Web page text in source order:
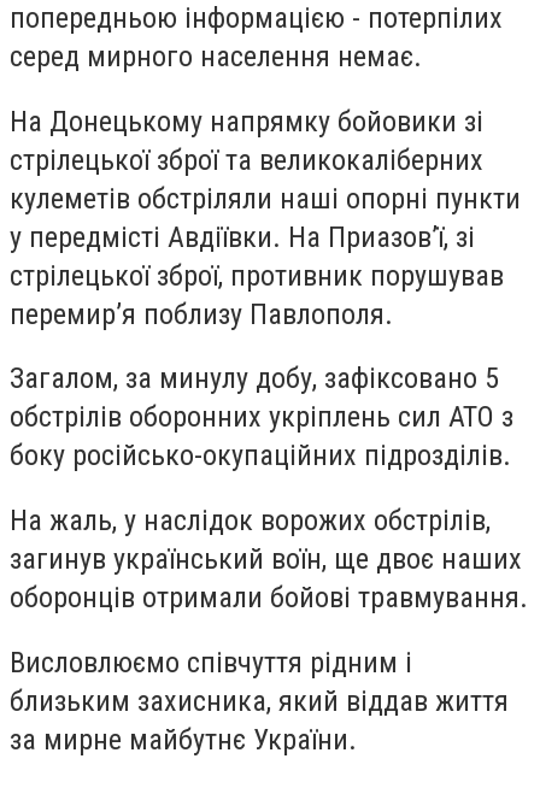
попередньою інформацією - потерпілих
серед мирного населення немає.
На Донецькому напрямку бойовики зі
стрілецької зброї та великокаліберних
кулеметів обстріляли наші опорні пункти
у передмісті Авдіївки. На Приазов’ї, зі
стрілецької зброї, противник порушував
перемир’я поблизу Павлополя.
Загалом, за минулу добу, зафіксовано 5
обстрілів оборонних укріплень сил АТО з
боку російсько-окупаційних підрозділів.
На жаль, у наслідок ворожих обстрілів,
загинув український воїн, ще двоє наших
оборонців отримали бойові травмування.
Висловлюємо співчуття рідним і
близьким захисника, який віддав життя
за мирне майбутнє України.